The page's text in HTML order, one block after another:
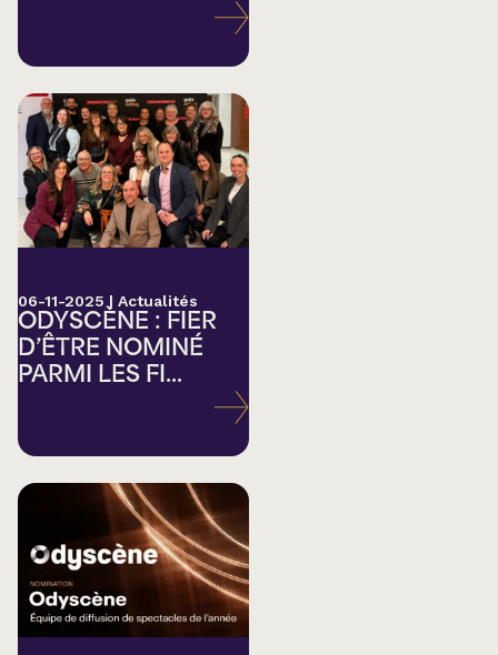
06-11-2025 | Actualités
ODYSCÈNE : FIER
D’ÊTRE NOMINÉ
PARMI LES FI...